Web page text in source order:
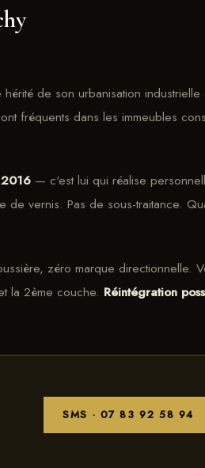
de son urbanisation industrielle
fréquents dans les immeubles
— c'est lui qui réalise
vernis. Pas de sous-traitance.
zéro marque directionnelle.
la 2ème couche. Réintégration
SMS · 07 83 92 58 94